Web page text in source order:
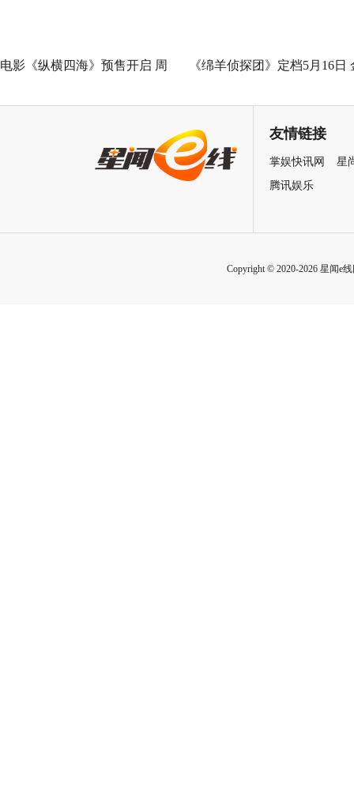
电影《纵横四海》预售开启 周 《绵羊侦探团》定档5月16日
友情链接
掌娱快讯网
星
腾讯娱乐
Copyright © 2020-2026 星闻e